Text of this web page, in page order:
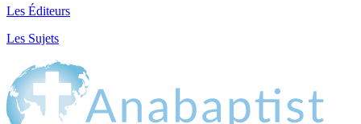
Les Éditeurs
Les Sujets